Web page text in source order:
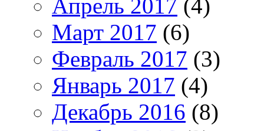
Апрель 2017 (4)
Март 2017 (6)
Февраль 2017 (3)
Январь 2017 (4)
Декабрь 2016 (8)